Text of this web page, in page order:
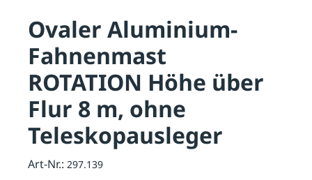
Ovaler Aluminium-
Fahnenmast
ROTATION Höhe über
Flur 8 m, ohne
Teleskopausleger
Art-Nr.: 297.139